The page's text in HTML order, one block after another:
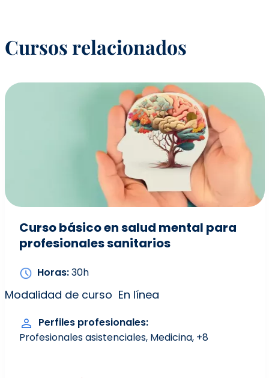
Cursos relacionados
Curso básico en salud mental para
profesionales sanitarios
Horas 30h
Modalidad de curso En línea
Perfiles profesionales
Profesionales asistenciales Medicina +8